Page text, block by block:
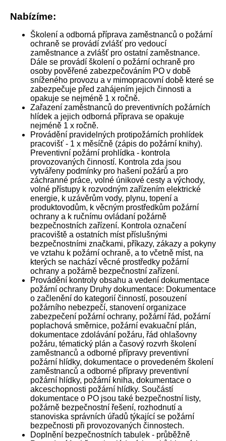
Nabízíme:
Školení a odborná příprava zaměstnanců o požární
ochraně se provádí zvlášť pro vedoucí
zaměstnance a zvlášť pro ostatní zaměstnance.
Dále se provádí školení o požární ochraně pro
osoby pověřené zabezpečováním PO v době
sníženého provozu a v mimopracovní době které se
zabezpečuje před zahájením jejich činnosti a
opakuje se nejméně 1 x ročně.
Zařazení zaměstnanců do preventivních požárních
hlídek a jejich odborná příprava se opakuje
nejméně 1 x ročně.
Provádění pravidelných protipožárních prohlídek
pracovišť - 1 x měsíčně (zápis do požární knihy).
Preventivní požární prohlídka - kontrola
provozovaných činností. Kontrola zda jsou
vytvářeny podmínky pro hašení požárů a pro
záchranné práce, volné únikové cesty a východy,
volné přístupy k rozvodným zařízením elektrické
energie, k uzávěrům vody, plynu, topení a
produktovodům, k věcným prostředkům požární
ochrany a k ručnímu ovládaní požárně
bezpečnostních zařízení. Kontrola označení
pracoviště a ostatních míst příslušnými
bezpečnostními značkami, příkazy, zákazy a pokyny
ve vztahu k požární ochraně, a to včetně míst, na
kterých se nachází věcné prostředky požární
ochrany a požárně bezpečnostní zařízení.
Provádění kontroly obsahu a vedení dokumentace
požární ochrany Druhy dokumentace: Dokumentace
o začlenění do kategorií činností, posouzení
požárního nebezpečí, stanovení organizace
zabezpečení požární ochrany, požární řád, požární
poplachová směrnice, požární evakuační plán,
dokumentace zdolávání požáru, řád ohlašovny
požáru, tématický plán a časový rozvrh školení
zaměstnanců a odborné přípravy preventivní
požární hlídky, dokumentace o provedeném školení
zaměstnanců a odborné přípravy preventivní
požární hlídky, požární kniha, dokumentace o
akceschopnosti požární hlídky. Součástí
dokumentace o PO jsou také bezpečnostní listy,
požárně bezpečnostní řešení, rozhodnutí a
stanoviska správních úřadů týkající se požární
bezpečnosti při provozovaných činnostech.
Doplnění bezpečnostních tabulek - průběžně